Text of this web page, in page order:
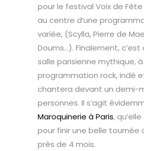
pour le festival Voix de Fête
au centre d’une
variée, (Scylla, Pierre de
Doums…). Finalement, c’est
salle parisienne mythique,
programmation rock, indé
chantera devant un demi-
personnes. Il s’agit
Maroquinerie à Paris,
pour finir une belle tournée
près de 4 mois.